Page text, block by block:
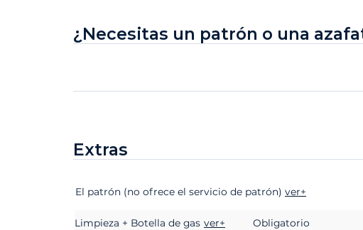
¿Necesitas un patrón o una
Extras
Extras Estado Precio
El patrón (no ofrece el servicio de patrón) ver+
Limpieza + Botella de gas ver+ Obligatorio